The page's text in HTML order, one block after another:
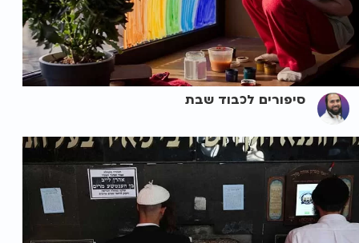
סיפורים לכבוד שבת